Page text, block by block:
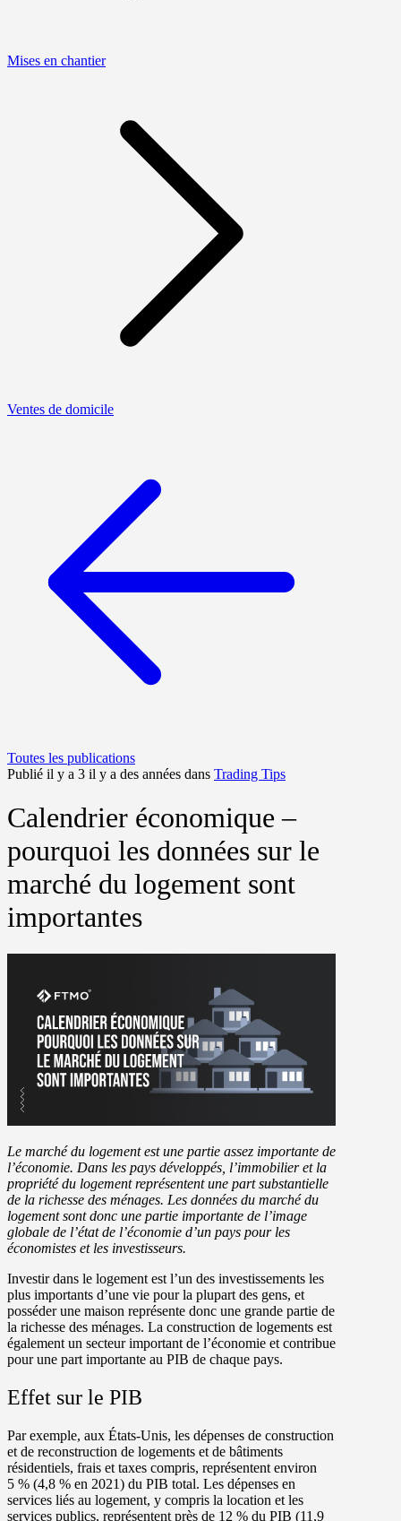
Mises en chantier
Ventes de domicile
Toutes les publications
Publié il y a 3 il y a des années dans Trading Tips
Calendrier économique –
pourquoi les données sur le
marché du logement sont
importantes
Le marché du logement est une partie assez importante de
l’économie. Dans les pays développés, l’immobilier et la
propriété du logement représentent une part substantielle
de la richesse des ménages. Les données du marché du
logement sont donc une partie importante de l’image
globale de l’état de l’économie d’un pays pour les
économistes et les investisseurs.
Investir dans le logement est l’un des investissements les
plus importants d’une vie pour la plupart des gens, et
posséder une maison représente donc une grande partie de
la richesse des ménages. La construction de logements est
également un secteur important de l’économie et contribue
pour une part importante au PIB de chaque pays.
Effet sur le PIB
Par exemple, aux États-Unis, les dépenses de construction
et de reconstruction de logements et de bâtiments
résidentiels, frais et taxes compris, représentent environ
5 % (4,8 % en 2021) du PIB total. Les dépenses en
services liés au logement, y compris la location et les
services publics, représentent près de 12 % du PIB (11,9